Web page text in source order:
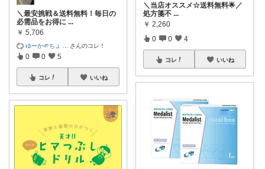
＼最安挑戦＆送料無料！毎日の
必需品をお得に ...
￥ 5,706
ゆーか🌱ちょ さんのコレ！
0 0 5
コレ いいね
＼当店オススメ☆送料無料🌟／
処方箋不 ...
￥ 2,260
0 0 4
コレ いいね